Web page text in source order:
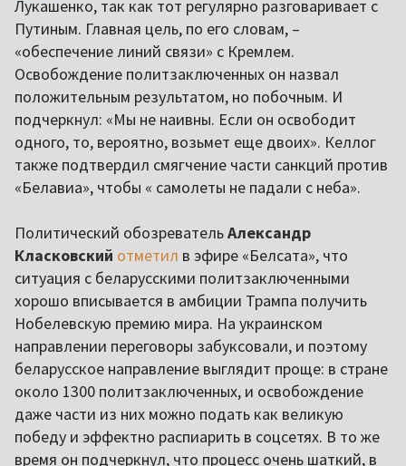
Лукашенко, так как тот регулярно разговаривает с
Путиным. Главная цель, по его словам, –
«обеспечение линий связи» с Кремлем.
Освобождение политзаключенных он назвал
положительным результатом, но побочным. И
подчеркнул: «Мы не наивны. Если он освободит
одного, то, вероятно, возьмет еще двоих». Келлог
также подтвердил смягчение части санкций против
«Белавиа», чтобы « самолеты не падали с неба».
Политический обозревательАлександр
Класковский отметил в эфире «Белсата», что
ситуация с беларусскими политзаключенными
хорошо вписывается в амбиции Трампа получить
Нобелевскую премию мира. На украинском
направлении переговоры забуксовали, и поэтому
беларусское направление выглядит проще: в стране
около 1300 политзаключенных, и освобождение
даже части из них можно подать как великую
победу и эффектно распиарить в соцсетях. В то же
время он подчеркнул, что процесс очень шаткий, в